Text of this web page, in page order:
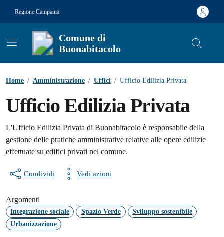
Regione Campania
Comune di
Buonabitacolo
Home / Amministrazione / Uffici / Ufficio Edilizia Privata
Ufficio Edilizia Privata
L'Ufficio Edilizia Privata di Buonabitacolo è responsabile della
gestione delle pratiche amministrative relative alle opere edilizie
effettuate su edifici privati nel comune.
Condividi Vedi azioni
Argomenti
Integrazione sociale Spazio Verde
Sviluppo sostenibile
Urbanizzazione